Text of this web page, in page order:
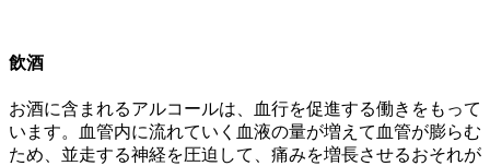
飲酒
お酒に含まれるアルコールは、血行を促進する働きをもって
います。
血管内に流れていく血液の量が増えて血管が膨らむ
ため、並走する神経を圧迫して、痛みを増長させるおそれが